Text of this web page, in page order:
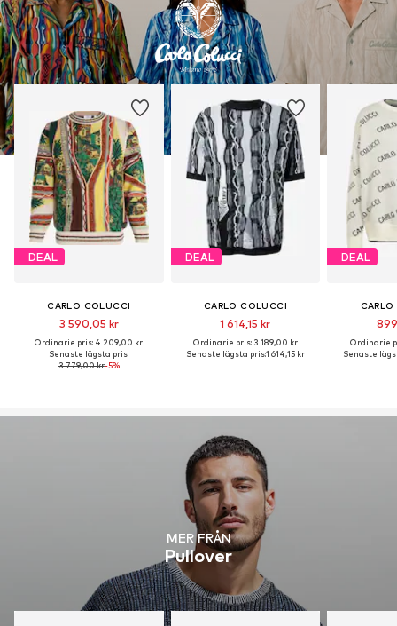
DEAL
CARLO COLUCCI
3 590,05 kr
Ordinarie pris: 4 209,00 kr
Senaste lägsta pris:
3 779,00 kr-5%
DEAL
CARLO COLUCCI
1 614,15 kr
Ordinarie pris: 3 189,00 kr
Senaste lägsta pris:1 614,15 kr
DEAL
Ordinarie
Senaste
MER FRÅN
Pullover